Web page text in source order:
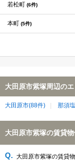
若松町 (6件)
本町 (5件)
大田原市紫塚周辺の
大田原市(88件) 那須
大田原市紫塚の賃貸
大田原市紫塚の賃貸